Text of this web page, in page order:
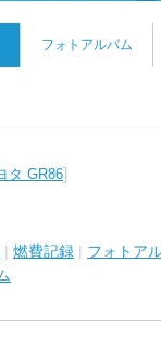
フォトアルバム
タ GR86]
| 燃費記録 | フォトア